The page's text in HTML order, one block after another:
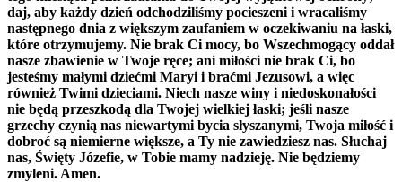
daj, aby każdy dzień odchodziliśmy pocieszeni i wracaliśmy
następnego dnia z większym zaufaniem w oczekiwaniu na łaski,
które otrzymujemy. Nie brak Ci mocy, bo Wszechmogący oddał
nasze zbawienie w Twoje ręce; ani miłości nie brak Ci, bo
jesteśmy małymi dziećmi Maryi i braćmi Jezusowi, a więc
również Twimi dzieciami. Niech nasze winy i niedoskonałości
nie będą przeszkodą dla Twojej wielkiej łaski; jeśli nasze
grzechy czynią nas niewartymi bycia słyszanymi, Twoja miłość i
dobroć są niemierne większe, a Ty nie zawiedziesz nas. Słuchaj
nas, Święty Józefie, w Tobie mamy nadzieję. Nie będziemy
zmyleni. Amen.